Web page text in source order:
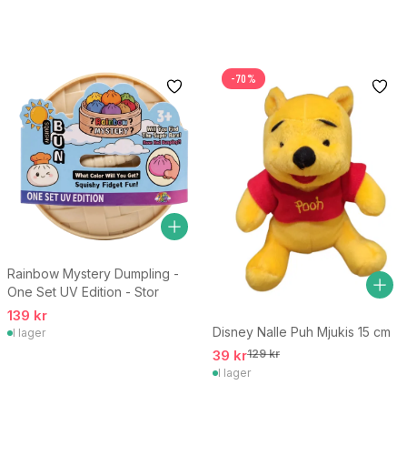
Rainbow Mystery Dumpling -
One Set UV Edition - Stor
139 kr
I lager
-70%
Disney Nalle Puh Mjukis 15 cm
39 kr129 kr
I lager